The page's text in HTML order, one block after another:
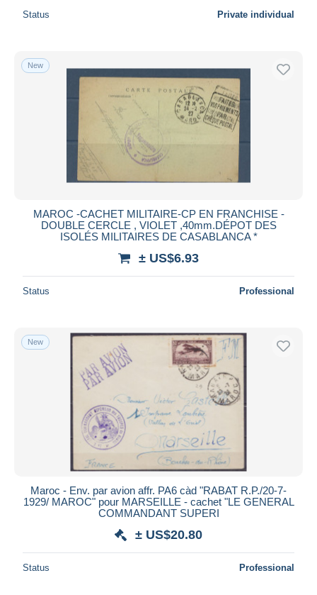
Status Private individual
New
MAROC -CACHET MILITAIRE-CP EN FRANCHISE -
DOUBLE CERCLE , VIOLET ,40mm.DÉPOT DES
ISOLÉS MILITAIRES DE CASABLANCA *
± US$6.93
Status Professional
New
Maroc - Env. par avion affr. PA6 càd "RABAT R.P./20-7-
1929/ MAROC" pour MARSEILLE - cachet "LE GENERAL
COMMANDANT SUPERI
± US$20.80
Status Professional